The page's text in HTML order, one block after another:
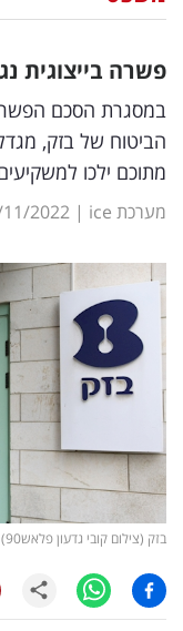
וטק
שיווק
ופרסום
משפט
מדדים
ומחקרים
דעות
רכילות
עסקית
קריפטו
ויראלי
פשרה בייצוגית
במסגרת הסכם
מתוכם ילכו
מערכת ice |
2022
בזק (צילום קובי גדעון פלאש90)